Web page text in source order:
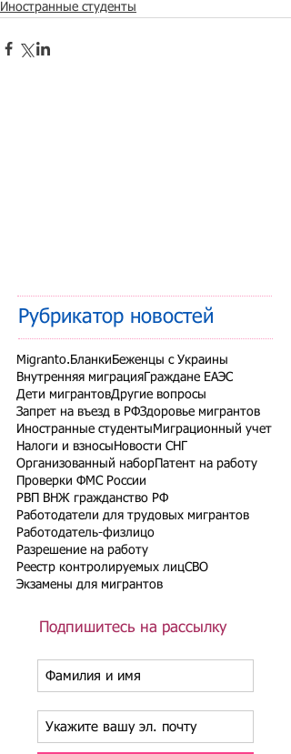
Иностранные студенты
Рубрикатор новостей
Migranto.Бланки Беженцы с Украины
Внутренняя миграция Граждане ЕАЭС
Дети мигрантовДругие вопросы
Запрет на въезд в РФЗдоровье мигрантов
Иностранные студенты Миграционный учет
Налоги и взносы Новости СНГ
Организованный набор Патент на работу
Проверки ФМС России
РВП ВНЖ гражданство РФ
Работодатели для трудовых мигрантов
Работодатель-физлицо
Разрешение на работу
Реестр контролируемых лицСВО
Экзамены для мигрантов
Подпишитесь на рассылку